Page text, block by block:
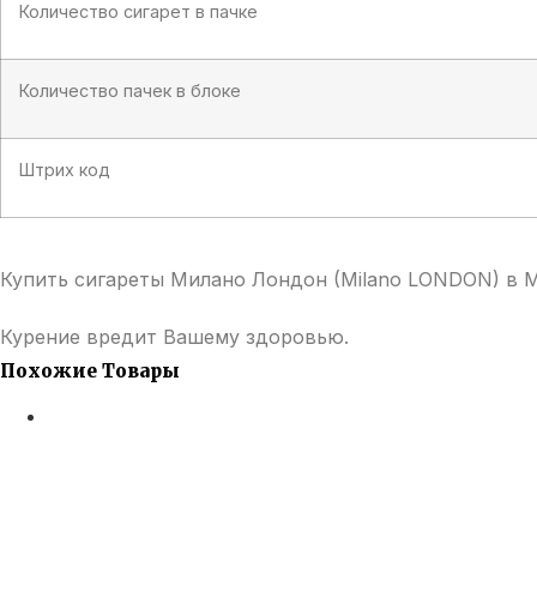
Количество сигарет в пачке
Количество пачек в блоке
Штрих код
Купить сигареты Милано Лондон (Milano LONDON)
Курение вредит Вашему здоровью.
Похожие Товары